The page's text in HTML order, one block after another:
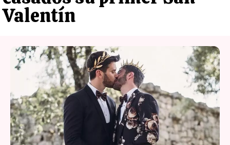
Valentín